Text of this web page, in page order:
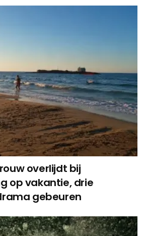
overlijdt bij
op vakantie, drie
gebeuren